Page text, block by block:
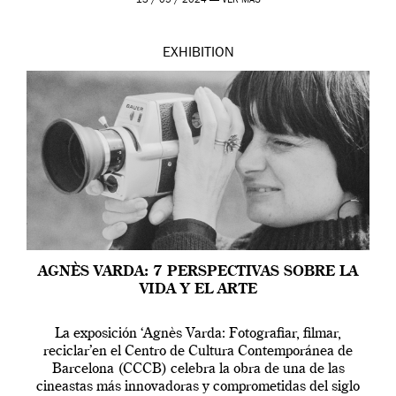
EXHIBITION
AGNÈS VARDA: 7 PERSPECTIVAS SOBRE LA
VIDA Y EL ARTE
La exposición ‘Agnès Varda: Fotografiar, filmar,
reciclar’en el Centro de Cultura Contemporánea de
Barcelona (CCCB) celebra la obra de una de las
cineastas más innovadoras y comprometidas del siglo